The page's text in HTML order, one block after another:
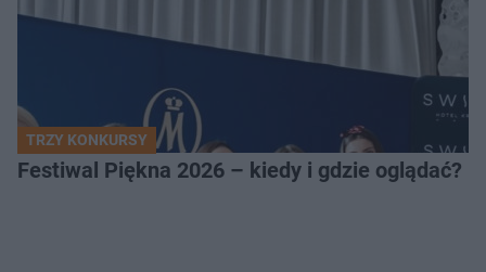
TRZY KONKURSY
Festiwal Piękna 2026 – kiedy i gdzie oglądać?